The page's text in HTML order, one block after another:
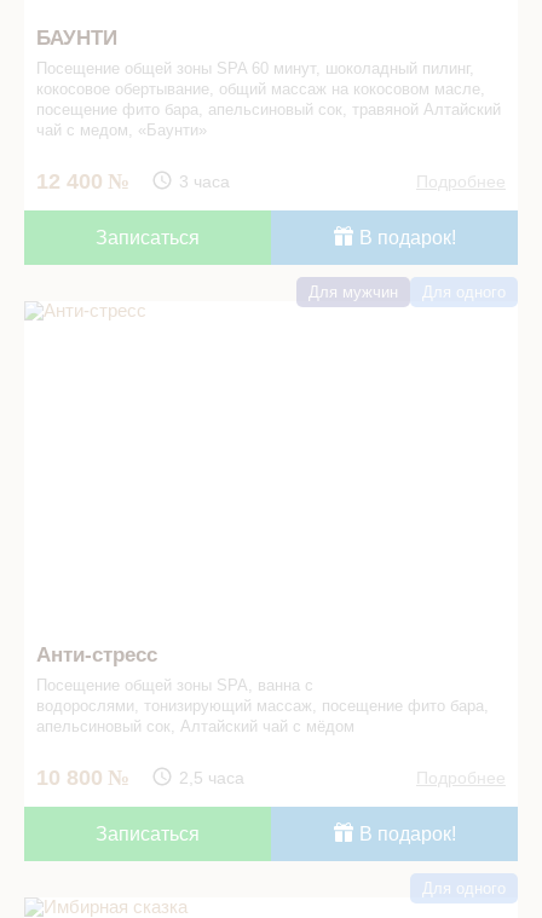
БАУНТИ
Посещение общей зоны SPA 60 минут, шоколадный пилинг,
кокосовое обертывание, общий массаж на кокосовом масле,
посещение фито бара, апельсиновый сок, травяной Алтайский
чай с медом, «Баунти»
12 400 3 часа Подробнее
Записаться В подарок!
Анти-стресс в СПА салоне
Анти-стресс
Посещение общей зоны SPA, ванна с
водорослями, тонизирующий массаж, посещение фито бара,
апельсиновый сок, Алтайский чай с мёдом
10 800 2,5 часа Подробнее
Для мужчин Для одного
Записаться В подарок!
Имбирная сказка в СПА салоне
Для одного